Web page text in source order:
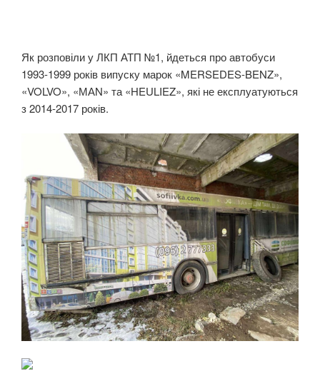
Як розповіли у ЛКП АТП №1, йдеться про автобуси
1993-1999 років випуску марок «MERSEDES-BENZ»,
«VOLVO», «МАN» та «HEULIEZ», які не експлуатуються
з 2014-2017 років.